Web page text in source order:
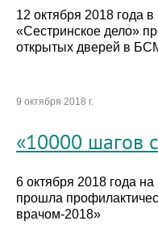
12 октября 2018 года
«Сестринское дело»
открытых дверей в
9 октября 2018 г.
«10000 шагов
6 октября 2018 года
прошла
врачом-2018»